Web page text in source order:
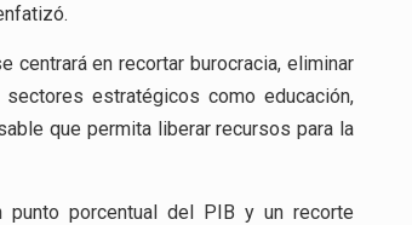
centrará en recortar burocracia, eliminar
estratégicos como educación,
que permita liberar recursos para la
punto porcentual del PIB y un recorte